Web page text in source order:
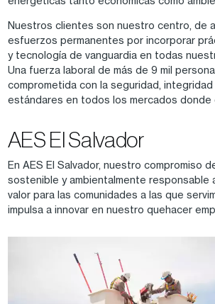
Nuestros clientes son nuestro centro, de
esfuerzos permanentes por incorporar
y tecnología de vanguardia en todas
Una fuerza laboral de más de 9 mil
comprometida con la seguridad,
estándares en todos los mercados donde
AES El Salvador
En AES El Salvador, nuestro compromiso
sostenible y ambientalmente responsable
valor para las comunidades a las que
impulsa a innovar en nuestro quehacer